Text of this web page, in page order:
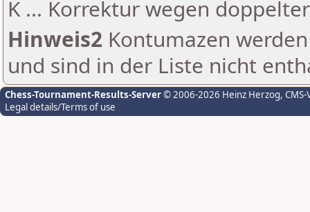
K ... Korrektur wegen
Hinweis2 Kontumazen
und sind in der Liste nicht
Chess-Tournament-Results-Server© 2006-2026 Heinz Herzog,
Legal details/Terms of use